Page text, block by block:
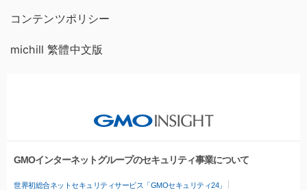
コンテンツポリシー
michill 繁體中文版
GMOインターネットグループのセキュリティ事業について
世界初総合ネットセキュリティサービス「GMOセキュリティ24」